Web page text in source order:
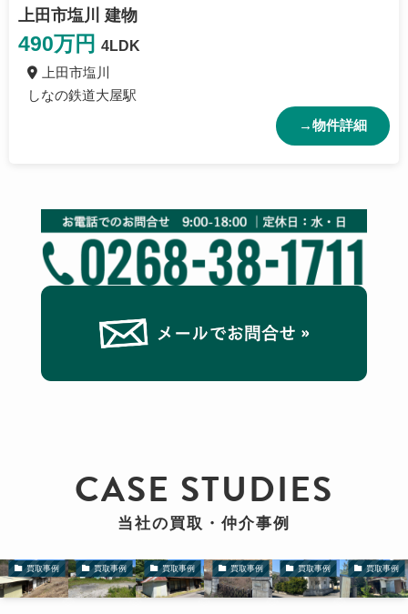
上田市塩川 建物
490万円 4LDK
上田市塩川
しなの鉄道大屋駅
→物件詳細
CASE STUDIES
当社の買取・仲介事例
買取事例 買取事例 買取事例 買取事例 買取事例 買取事例